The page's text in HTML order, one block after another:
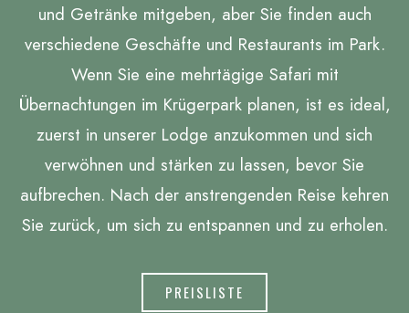
und Getränke mitgeben, aber Sie finden auch
verschiedene Geschäfte und Restaurants im Park.
Wenn Sie eine mehrtägige Safari mit
Übernachtungen im Krügerpark planen, ist es ideal,
zuerst in unserer Lodge anzukommen und sich
verwöhnen und stärken zu lassen, bevor Sie
aufbrechen. Nach der anstrengenden Reise kehren
Sie zurück, um sich zu entspannen und zu erholen.
PREISLISTE